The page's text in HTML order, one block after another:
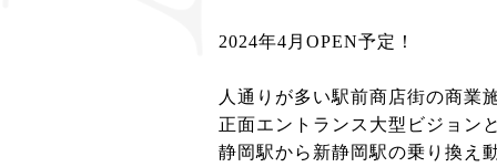
2024年4月OPEN予定！
人通りが多い駅前商店街の商業
正面エントランス大型ビジョン
静岡駅から新静岡駅の乗り換え